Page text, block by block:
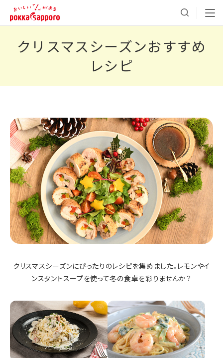
クリスマスシーズンおすすめ
レシピ
クリスマスシーズンにぴったりのレシピを集めました。レモンやイ
ンスタントスープを使って冬の食卓を彩りませんか？